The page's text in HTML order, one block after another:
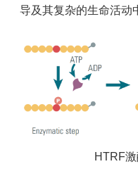
导及其复杂的生命活动
HTRF